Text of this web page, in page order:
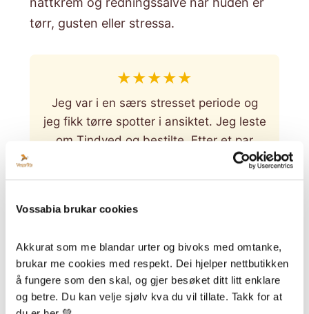
Vossabia brukar cookies
Akkurat som me blandar urter og bivoks med omtanke,
brukar me cookies med respekt. Dei hjelper nettbutikken
å fungere som den skal, og gjer besøket ditt litt enklare
og betre. Du kan velje sjølv kva du vil tillate. Takk for at
tørr, gusten eller stressa.
★★★★★
Jeg var i en særs stresset periode og
jeg fikk tørre spotter i ansiktet. Jeg leste
om Tindved og bestilte. Etter et par
netter så var de tørre spottene borte.
Meget effektiv.
— Wenche S.
Tindved og nesle til ansikt